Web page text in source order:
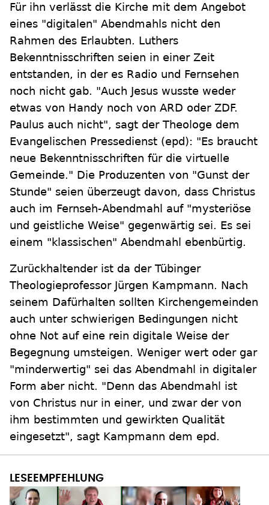
Für ihn verlässt die Kirche mit dem Angebot
eines "digitalen" Abendmahls nicht den
Rahmen des Erlaubten. Luthers
Bekenntnisschriften seien in einer Zeit
entstanden, in der es Radio und Fernsehen
noch nicht gab. "Auch Jesus wusste weder
etwas von Handy noch von ARD oder ZDF.
Paulus auch nicht", sagt der Theologe dem
Evangelischen Pressedienst (epd): "Es braucht
neue Bekenntnisschriften für die virtuelle
Gemeinde." Die Produzenten von "Gunst der
Stunde" seien überzeugt davon, dass Christus
auch im Fernseh-Abendmahl auf "mysteriöse
und geistliche Weise" gegenwärtig sei. Es sei
einem "klassischen" Abendmahl ebenbürtig.
Zurückhaltender ist da der Tübinger
Theologieprofessor Jürgen Kampmann. Nach
seinem Dafürhalten sollten Kirchengemeinden
auch unter schwierigen Bedingungen nicht
ohne Not auf eine rein digitale Weise der
Begegnung umsteigen. Weniger wert oder gar
"minderwertig" sei das Abendmahl in digitaler
Form aber nicht. "Denn das Abendmahl ist
von Christus nur in einer, und zwar der von
ihm bestimmten und gewirkten Qualität
eingesetzt", sagt Kampmann dem epd.